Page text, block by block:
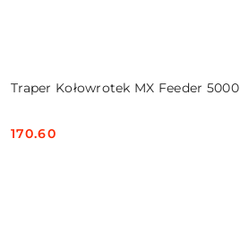
Traper Kołowrotek MX Feeder 5000
Cena:
170.60